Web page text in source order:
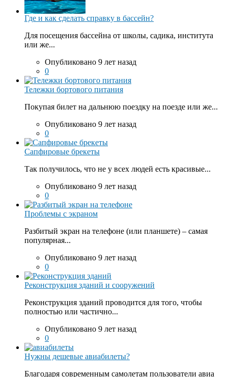
Где и как сделать справку в бассейн?
Для посещения бассейна от школы, садика, института
или же...
Опубликовано 9 лет назад
0
Тележки бортового питания
Покупая билет на дальнюю поездку на поезде или же...
Опубликовано 9 лет назад
0
Сапфировые брекеты
Так получилось, что не у всех людей есть красивые...
Опубликовано 9 лет назад
0
Проблемы с экраном
Разбитый экран на телефоне (или планшете) – самая
популярная...
Опубликовано 9 лет назад
0
Реконструкция зданий и сооружений
Реконструкция зданий проводится для того, чтобы
полностью или частично...
Опубликовано 9 лет назад
0
Нужны дешевые авиабилеты?
Благодаря современным самолетам пользователи авиа